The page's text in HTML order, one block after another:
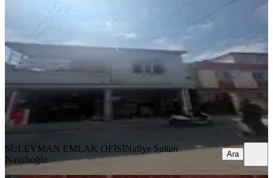
·220 m²·07.08.2026
SÜLEYMAN EMLAK OFİSİ Nafiye Sultan Nasırlıoğlu
Ara
SÜLEYMAN EMLAK OFİSİNafiye Sultan
Nasırlıoğlu
Ara